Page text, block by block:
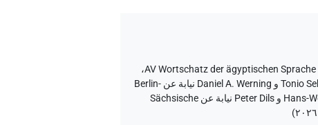
AV Wortschatz der ägyptischen Sprache،
إصدار المتن ٢٠، إصدار تطبيق الويب ۱.٥.٢، ٢٠٢٦/٦/٥ ، نُشر بواسطة Tonio Sebastian Richter و Daniel A. Werning نيابة عن Berlin-
Brandenburgische Akademie der Wissenschaften (أكاديمية برلين-براندنبورغ للعلوم والإنسانيات) و Hans-Werner Fischer-Elfert و Peter Dils نيابة عن Sächsische
)